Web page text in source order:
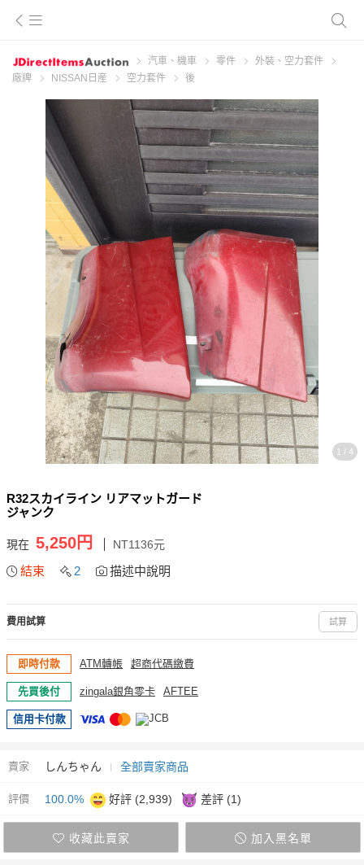
汽車、機車 零件
外裝、空力套件
廠牌
NISSAN日産 空力套件 後
1 / 4
R32スカイライン リアマットガード
ジャンク
現在 5,250円 NT1136元
結束 2 描述中說明
費用試算 試算
即時付款 ATM轉帳 超商代碼繳費
先買後付 zingala銀角零卡 AFTEE
信用卡付款
賣家 しんちゃん 全部賣家商品
評價 100.0% 好評 (2,939) 差評 (1)
收藏此賣家 加入黑名單